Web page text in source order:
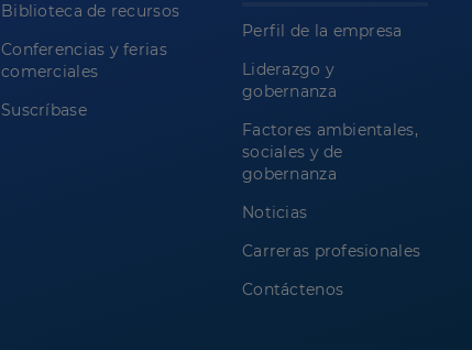
Biblioteca de recursos
Conferencias y ferias
comerciales
Suscríbase
Perfil de la empresa
Liderazgo y
gobernanza
Factores ambientales,
sociales y de
gobernanza
Noticias
Carreras profesionales
Contáctenos